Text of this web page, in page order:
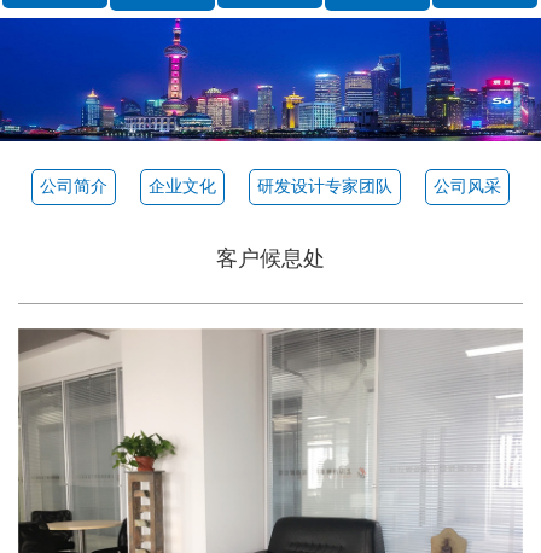
公司简介 企业文化 研发设计专家团队 公司风采
客户候息处